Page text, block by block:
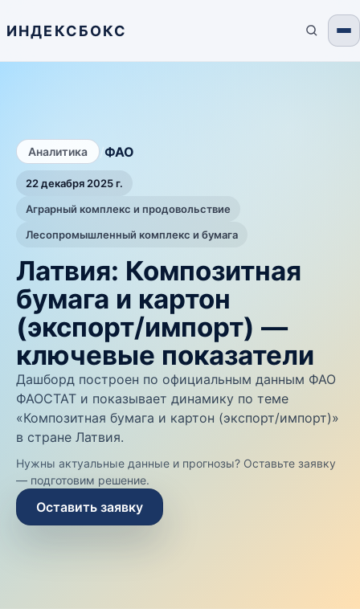
ИНДЕКСБОКС
Аналитика ФАО
22 декабря 2025 г.
Аграрный комплекс и продовольствие
Лесопромышленный комплекс и бумага
Латвия: Композитная
бумага и картон
(экспорт/импорт) —
ключевые показатели
Дашборд построен по официальным данным ФАО
ФАОСТАТ и показывает динамику по теме
«Композитная бумага и картон (экспорт/импорт)»
в стране Латвия.
Нужны актуальные данные и прогнозы? Оставьте заявку
— подготовим решение.
Оставить заявку